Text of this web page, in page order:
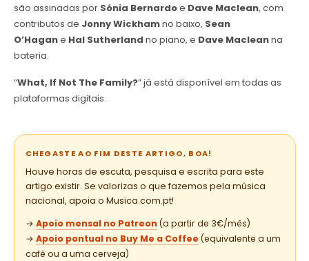
são assinadas por Sónia Bernardoe Dave Maclean, com
contributos de Jonny Wickhamno baixo, Sean
O’Hagane Hal Sutherland no piano, e Dave Macleanna
bateria.
“What, If Not The Family?” já está disponível em todas as
plataformas digitais.
CHEGASTE AO FIM DESTE ARTIGO, BOA!
Houve horas de escuta, pesquisa e escrita para este
artigo existir. Se valorizas o que fazemos pela música
nacional, apoia o Musica.com.pt!
→ Apoio mensal no Patreon (a partir de 3€/mês)
→ Apoio pontual no Buy Me a Coffee (equivalente a um
café ou a uma cerveja)